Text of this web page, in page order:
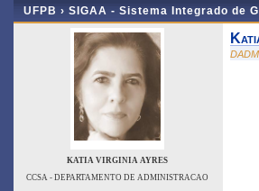
UFPB › SIGAA - Sistema Integrado de
KATIA VIRGINIA AYRES
CCSA - DEPARTAMENTO DE ADMINISTRACAO